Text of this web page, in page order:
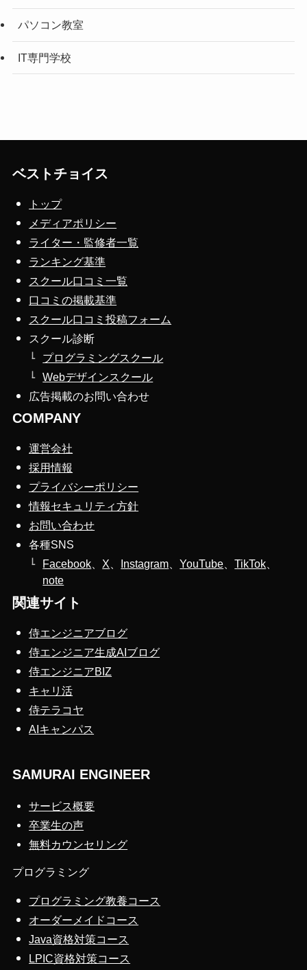
パソコン教室
IT専門学校
ベストチョイス
トップ
メディアポリシー
ライター・監修者一覧
ランキング基準
スクール口コミ一覧
口コミの掲載基準
スクール口コミ投稿フォーム
スクール診断
プログラミングスクール
Webデザインスクール
広告掲載のお問い合わせ
COMPANY
運営会社
採用情報
プライバシーポリシー
情報セキュリティ方針
お問い合わせ
各種SNS
Facebook
X Instagram 、YouTube 、TikTok
note
関連サイト
侍エンジニアブログ
侍エンジニア生成AIブログ
侍エンジニアBIZ
キャリ活
侍テラコヤ
AIキャンパス
SAMURAI ENGINEER
サービス概要
卒業生の声
無料カウンセリング
プログラミング
プログラミング教養コース
オーダーメイドコース
Java資格対策コース
LPIC資格対策コース